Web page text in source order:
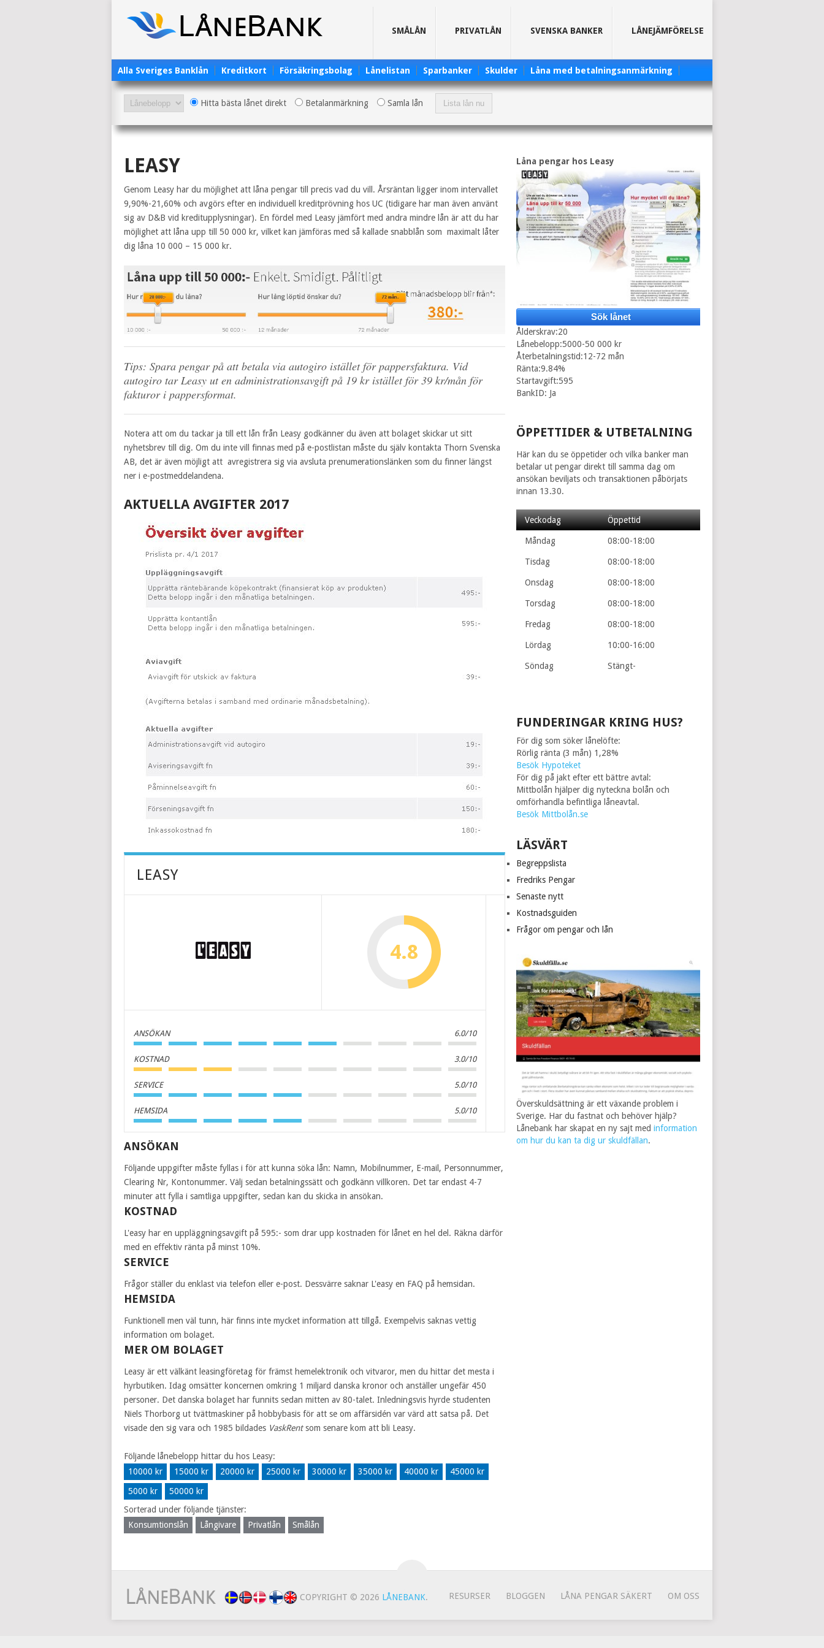
SMÅLÅN PRIVATLÅN SVENSKA BANKER LÅNEJÄMFÖRELSE
Alla Sveriges Banklån Kreditkort Försäkringsbolag Lånelistan Sparbanker Skulder Låna med betalningsanmärkning
Hitta bästa lånet direkt Betalanmärkning Samla lån
LEASY
Genom Leasy har du möjlighet att låna pengar till precis vad du vill. Årsräntan ligger inom intervallet
9,90%-21,60% och avgörs efter en individuell kreditprövning hos UC (tidigare har man även använt
sig av D&B vid kreditupplysningar). En fördel med Leasy jämfört med andra mindre lån är att du har
möjlighet att låna upp till 50 000 kr, vilket kan jämföras med så kallade snabblån som maximalt låter
dig låna 10 000 – 15 000 kr.
Tips: Spara pengar på att betala via autogiro istället för pappersfaktura. Vid
autogiro tar Leasy ut en administrationsavgift på 19 kr istället för 39 kr/mån för
fakturor i pappersformat.
Notera att om du tackar ja till ett lån från Leasy godkänner du även att bolaget skickar ut sitt
nyhetsbrev till dig. Om du inte vill finnas med på e-postlistan måste du själv kontakta Thorn Svenska
AB, det är även möjligt att avregistrera sig via avsluta prenumerationslänken som du finner längst
ner i e-postmeddelandena.
AKTUELLA AVGIFTER 2017
LEASY
4.8
ANSÖKAN 6.0/10
KOSTNAD 3.0/10
SERVICE 5.0/10
HEMSIDA 5.0/10
ANSÖKAN
Följande uppgifter måste fyllas i för att kunna söka lån: Namn, Mobilnummer, E-mail, Personnummer,
Clearing Nr, Kontonummer. Välj sedan betalningssätt och godkänn villkoren. Det tar endast 4-7
minuter att fylla i samtliga uppgifter, sedan kan du skicka in ansökan.
KOSTNAD
L'easy har en uppläggningsavgift på 595:- som drar upp kostnaden för lånet en hel del. Räkna därför
med en effektiv ränta på minst 10%.
SERVICE
Frågor ställer du enklast via telefon eller e-post. Dessvärre saknar L'easy en FAQ på hemsidan.
HEMSIDA
Funktionell men väl tunn, här finns inte mycket information att tillgå. Exempelvis saknas vettig
information om bolaget.
MER OM BOLAGET
Leasy är ett välkänt leasingföretag för främst hemelektronik och vitvaror, men du hittar det mesta i
hyrbutiken. Idag omsätter koncernen omkring 1 miljard danska kronor och anställer ungefär 450
personer. Det danska bolaget har funnits sedan mitten av 80-talet. Inledningsvis hyrde studenten
Niels Thorborg ut tvättmaskiner på hobbybasis för att se om affärsidén var värd att satsa på. Det
visade den sig vara och 1985 bildades VaskRentsom senare kom att bli Leasy.
Följande lånebelopp hittar du hos Leasy:
10000 kr
15000 kr 20000 kr 25000 kr 30000 kr 35000 kr 40000 kr
45000 kr
5000 kr
50000 kr
Sorterad under följande tjänster:
Konsumtionslån
Långivare Privatlån Smålån
Låna pengar hos Leasy
Sök lånet
Ålderskrav:20
Lånebelopp:5000-50 000 kr
Återbetalningstid:12-72 mån
Ränta:9.84%
Startavgift:595
BankID: Ja
ÖPPETTIDER & UTBETALNING
Här kan du se öppetider och vilka banker man
betalar ut pengar direkt till samma dag om
ansökan beviljats och transaktionen påbörjats
innan 13.30.
Veckodag Öppettid
Måndag 08:00-18:00
Tisdag 08:00-18:00
Onsdag 08:00-18:00
Torsdag 08:00-18:00
Fredag 08:00-18:00
Lördag 10:00-16:00
Söndag Stängt-
FUNDERINGAR KRING HUS?
För dig som söker lånelöfte:
Rörlig ränta (3 mån) 1,28%
Besök Hypoteket
För dig på jakt efter ett bättre avtal:
Mittbolån hjälper dig nyteckna bolån och
omförhandla befintliga låneavtal.
Besök Mittbolån.se
LÄSVÄRT
Begreppslista
Fredriks Pengar
Senaste nytt
Kostnadsguiden
Frågor om pengar och lån
Överskuldsättning är ett växande problem i
Sverige. Har du fastnat och behöver hjälp?
Lånebank har skapat en ny sajt med information
om hur du kan ta dig ur skuldfällan.
COPYRIGHT © 2026 LÅNEBANK. RESURSER BLOGGEN LÅNA PENGAR SÄKERT OM OSS